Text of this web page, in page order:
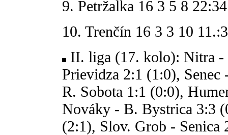
9. Petržalka 16 3 5 8
10. Trenčín 16 3 3 10
II. liga (17. kolo): Nitra -
Prievidza 2:1 (1:0),
R. Sobota 1:1 (0:0),
Nováky - B. Bystrica 3:3
(2:1), Slov. Grob -